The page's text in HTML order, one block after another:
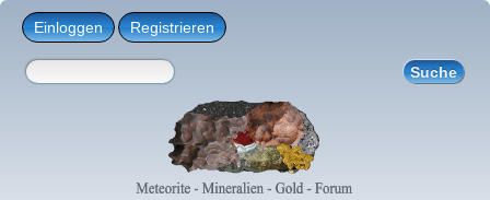
Einloggen Registrieren